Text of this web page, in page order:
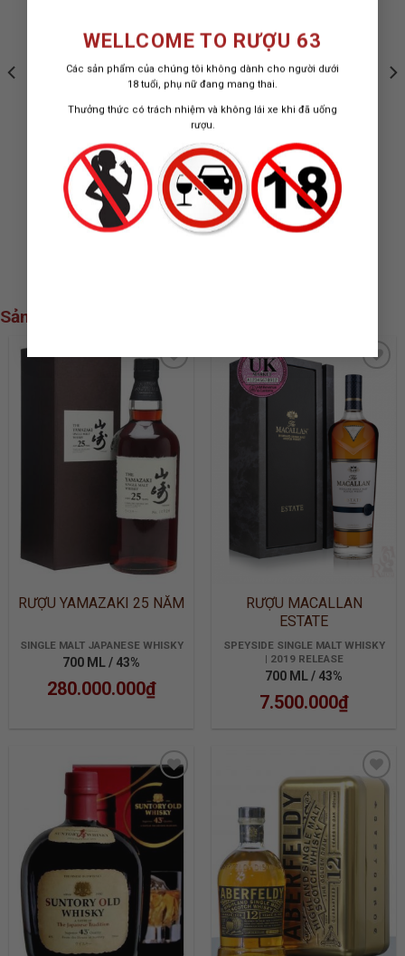
WELLCOME TO RƯỢU 63
Các sản phẩm của chúng tôi không dành cho người dưới
18 tuổi, phụ nữ đang mang thai.
Thưởng thức có trách nhiệm và không lái xe khi đã uống
rượu.
RƯỢU VANG 17
EDIZIONE LIMITED
RELEASE
1.800.000₫
RƯỢU VANG CHATEAUX
TROTTE VIEILLE
4.800.000
Sản phẩm xem nhiều nhất
ADD TO
WISHLIST
RƯỢU YAMAZAKI 25 NĂM
SINGLE MALT JAPANESE WHISKY
700 ML / 43%
280.000.000₫
ADD TO
WISHLIST
RƯỢU MACALLAN
ESTATE
SPEYSIDE SINGLE MALT WHISKY
| 2019 RELEASE
700 ML / 43%
7.500.000₫
ADD TO
WISHLIST
ADD TO
WISHLIST